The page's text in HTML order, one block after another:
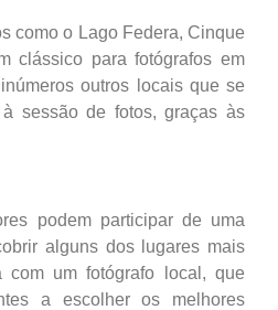
como o Lago Federa, Cinque
clássico para fotógrafos em
outros locais que se
à sessão de fotos, graças às
podem participar de uma
alguns dos lugares mais
com um fotógrafo local, que
a escolher os melhores